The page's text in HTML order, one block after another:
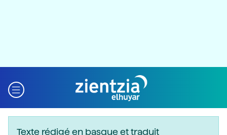
Texte rédigé en basque et traduit